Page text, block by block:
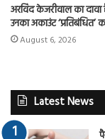
अरविंद केजरीवाल का दावा
उनका अकाउंट ‘प्रतिबंधित’
August 6, 2026
Latest News